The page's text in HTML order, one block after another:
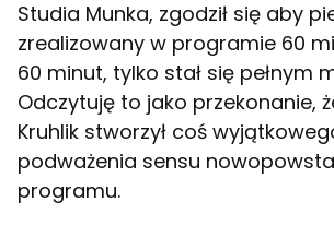
Studia Munka, zgodził się aby
zrealizowany w programie 60
60 minut, tylko stał się pełnym
Odczytuję to jako przekonanie,
Kruhlik stworzył coś
podważenia sensu
programu.